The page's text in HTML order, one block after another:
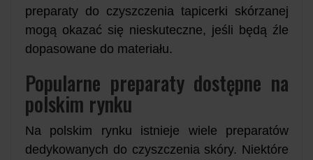
preparaty do czyszczenia tapicerki skórzanej
mogą okazać się nieskuteczne, jeśli będą źle
dopasowane do materiału.
Popularne preparaty dostępne na
polskim rynku
Na polskim rynku istnieje wiele preparatów
dedykowanych do czyszczenia skóry. Niektóre